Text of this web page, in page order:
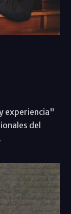
experiencia"
del